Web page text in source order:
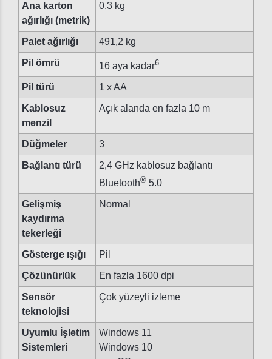
Ana karton
ağırlığı (metrik)
0,3 kg
Palet ağırlığı 491,2 kg
Pil ömrü 16 aya kadar6
Pil türü 1 x AA
Kablosuz
menzil
Açık alanda en fazla 10 m
Düğmeler 3
Bağlantı türü
2,4 GHz kablosuz bağlantı
Bluetooth® 5.0
Gelişmiş
kaydırma
tekerleği
Normal
Gösterge ışığı Pil
Çözünürlük En fazla 1600 dpi
Sensör
teknolojisi
Çok yüzeyli izleme
Uyumlu İşletim
Sistemleri
Windows 11
Windows 10